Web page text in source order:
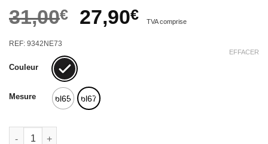
31,00€
Le
31,00€.
27,90€Le
TVA comprise
REF: 9342NE73
Couleur
Mesure bl65 bl67
EFFACER
quantité de PATERE PORTE MANTEAU EN BOIS 4 CROCHETS